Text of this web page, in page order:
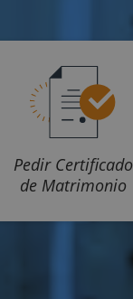
Pedir Certificado
de Matrimonio